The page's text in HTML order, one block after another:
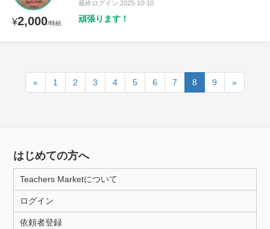
¥2,000/時給
最終ログイン:2025-10-10
頑張ります！
« 1 2 3 4 5 6 7 8 9 »
はじめての方へ
Teachers Marketについて
ログイン
依頼者登録